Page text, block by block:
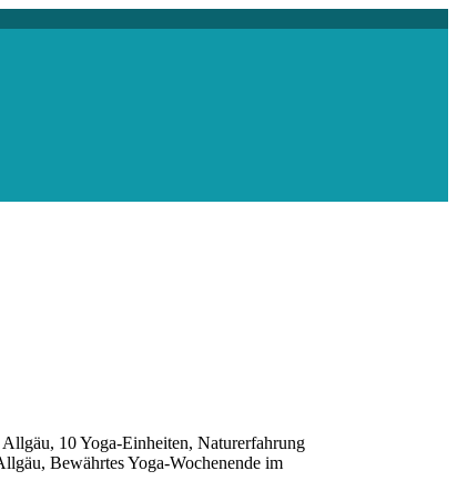
10 Yoga-Einheiten, Naturerfahrung
Bewährtes Yoga-Wochenende im